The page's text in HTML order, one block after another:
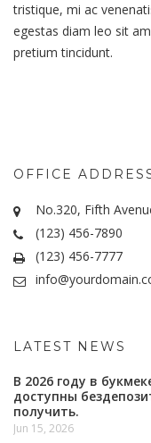
tristique, mi ac
egestas diam leo sit
pretium tincidunt.
OFFICE
No.320, Fifth
(123) 456-7890
(123) 456-7777
LATEST NEWS
В 2026 году в
доступны
получить.
Jun 15, 2026